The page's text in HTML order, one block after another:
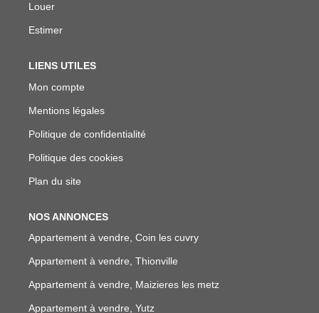
Louer
Estimer
LIENS UTILES
Mon compte
Mentions légales
Politique de confidentialité
Politique des cookies
Plan du site
NOS ANNONCES
Appartement à vendre, Coin les cuvry
Appartement à vendre, Thionville
Appartement à vendre, Maizieres les metz
Appartement à vendre, Yutz